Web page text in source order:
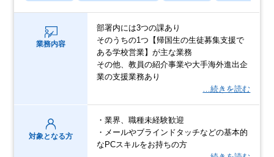
業務内容
部署内には3つの課あり
そのうちの1つ【帰国生の生徒募集支援で
ある学校営業】が主な業務
その他、教員の紹介事業や大手海外進出企
業の支援業務あり
…続きを読む
対象となる方
・業界、職種未経験歓迎
・メールやブラインドタッチなどの基本的
なPCスキルをお持ちの方